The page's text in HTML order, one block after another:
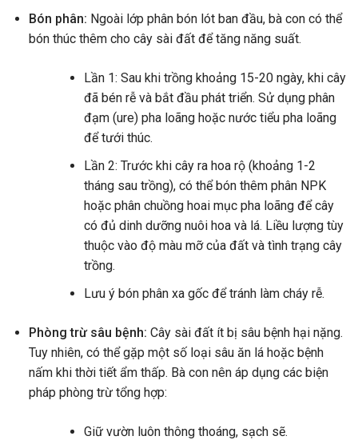
Bón phân: Ngoài lớp phân bón lót ban đầu, bà con có thể
bón thúc thêm cho cây sài đất để tăng năng suất.
Lần 1: Sau khi trồng khoảng 15-20 ngày, khi cây
đã bén rễ và bắt đầu phát triển. Sử dụng phân
đạm (ure) pha loãng hoặc nước tiểu pha loãng
để tưới thúc.
Lần 2: Trước khi cây ra hoa rộ (khoảng 1-2
tháng sau trồng), có thể bón thêm phân NPK
hoặc phân chuồng hoai mục pha loãng để cây
có đủ dinh dưỡng nuôi hoa và lá. Liều lượng tùy
thuộc vào độ màu mỡ của đất và tình trạng cây
trồng.
Lưu ý bón phân xa gốc để tránh làm cháy rễ.
Phòng trừ sâu bệnh: Cây sài đất ít bị sâu bệnh hại nặng.
Tuy nhiên, có thể gặp một số loại sâu ăn lá hoặc bệnh
nấm khi thời tiết ẩm thấp. Bà con nên áp dụng các biện
pháp phòng trừ tổng hợp:
Giữ vườn luôn thông thoáng, sạch sẽ.